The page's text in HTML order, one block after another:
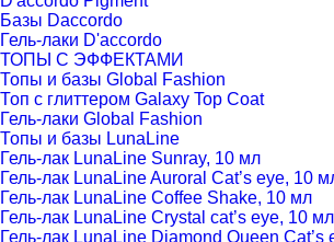
Базы Daccordo
Гель-лаки D'accordo
ТОПЫ С ЭФФЕКТАМИ
Топы и базы Global Fashion
Топ с глиттером Galaxy Top Coat
Гель-лаки Global Fashion
Топы и базы LunaLine
Гель-лак LunaLine Sunray, 10 мл
Гель-лак LunaLine Auroral Cat’s eye, 10
Гель-лак LunaLine Coffee Shake, 10 мл
Гель-лак LunaLine Crystal cat’s eye, 10 мл
Гель-лак LunaLine Diamond Queen Cat’s